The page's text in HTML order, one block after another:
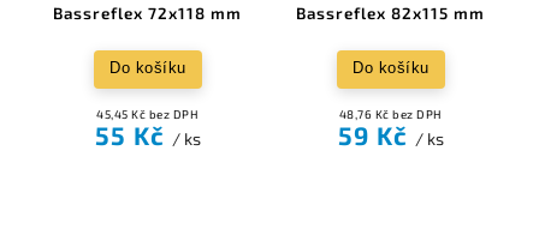
Bassreflex 72x118 mm
45,45 Kč bez DPH
55 Kč / ks
Do košíku
Bassreflex 82x115 mm
48,76 Kč bez DPH
59 Kč / ks
Do košíku